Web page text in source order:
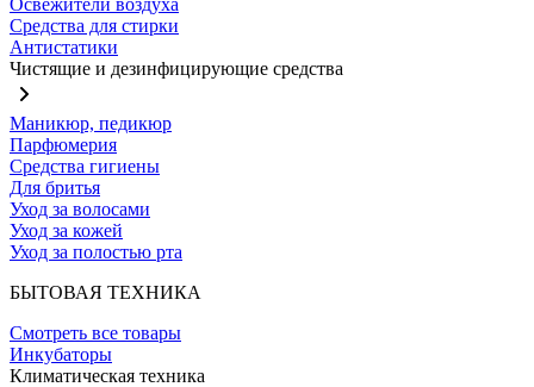
Освежители воздуха
Средства для стирки
Антистатики
Чистящие и дезинфицирующие средства
Маникюр, педикюр
Парфюмерия
Средства гигиены
Для бритья
Уход за волосами
Уход за кожей
Уход за полостью рта
БЫТОВАЯ ТЕХНИКА
Смотреть все товары
Инкубаторы
Климатическая техника